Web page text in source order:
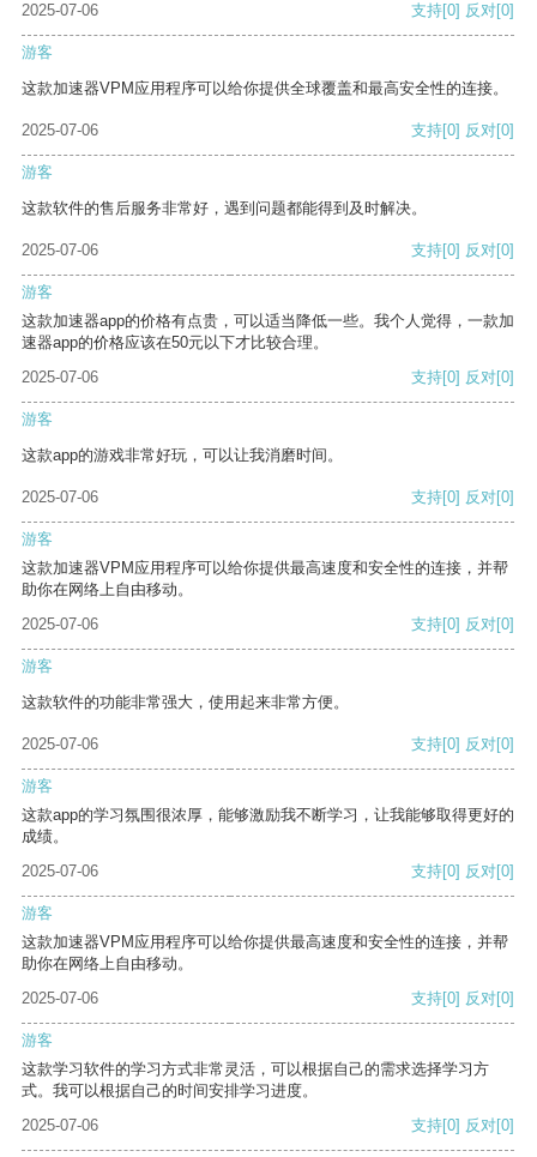
2025-07-06 支持[0] 反对[0]
游客
这款加速器VPM应用程序可以给你提供全球覆盖和最高安全性的连接。
2025-07-06 支持[0] 反对[0]
游客
这款软件的售后服务非常好，遇到问题都能得到及时解决。
2025-07-06 支持[0] 反对[0]
游客
这款加速器app的价格有点贵，可以适当降低一些。我个人觉得，一款加
速器app的价格应该在50元以下才比较合理。
2025-07-06
支持[0] 反对[0]
游客
这款app的游戏非常好玩，可以让我消磨时间。
2025-07-06 支持[0] 反对[0]
游客
这款加速器VPM应用程序可以给你提供最高速度和安全性的连接，并帮
助你在网络上自由移动。
2025-07-06
支持[0] 反对[0]
游客
这款软件的功能非常强大，使用起来非常方便。
2025-07-06 支持[0] 反对[0]
游客
这款app的学习氛围很浓厚，能够激励我不断学习，让我能够取得更好的
成绩。
2025-07-06
支持[0] 反对[0]
游客
这款加速器VPM应用程序可以给你提供最高速度和安全性的连接，并帮
助你在网络上自由移动。
2025-07-06
支持[0] 反对[0]
游客
这款学习软件的学习方式非常灵活，可以根据自己的需求选择学习方
式。我可以根据自己的时间安排学习进度。
2025-07-06
支持[0] 反对[0]